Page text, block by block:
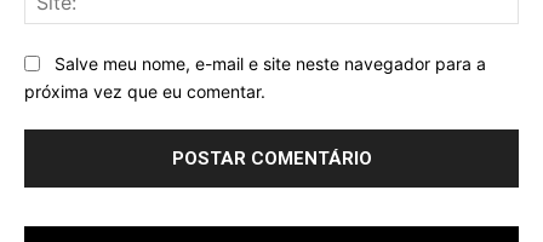
Salve meu nome, e-mail e site neste navegador para a
próxima vez que eu comentar.